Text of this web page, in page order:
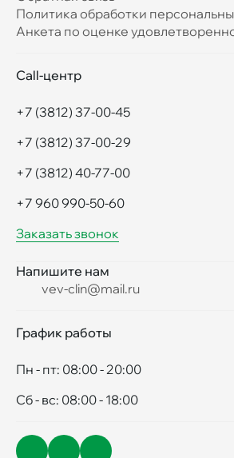
Политика обработки
Анкета по оценке
Call-центр
+7 (3812) 37-00-45
+7 (3812) 37-00-29
+7 (3812) 40-77-00
+7 960 990-50-60
Заказать звонок
Напишите нам
vev-clin@mail.ru
График работы
Пн - пт: 08:00 - 20:00
Сб - вс: 08:00 - 18:00